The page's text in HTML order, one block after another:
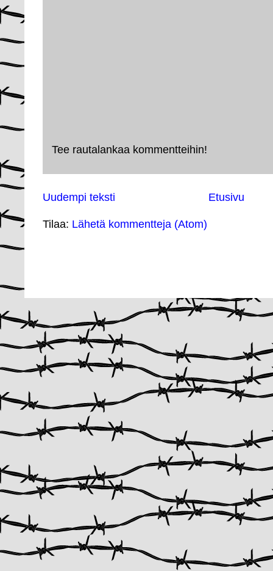
Tee rautalankaa kommentteihin!
Uudempi teksti Etusivu
Tilaa: Lähetä kommentteja (Atom)